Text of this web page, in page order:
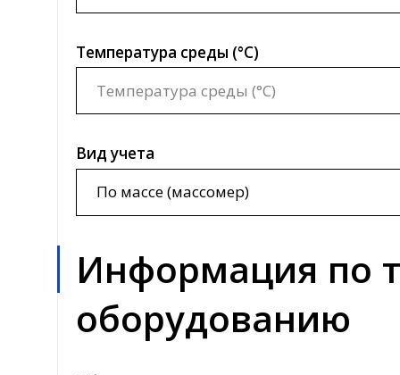
Вид учета
Информация по
оборудованию
Общее количество узлов учета